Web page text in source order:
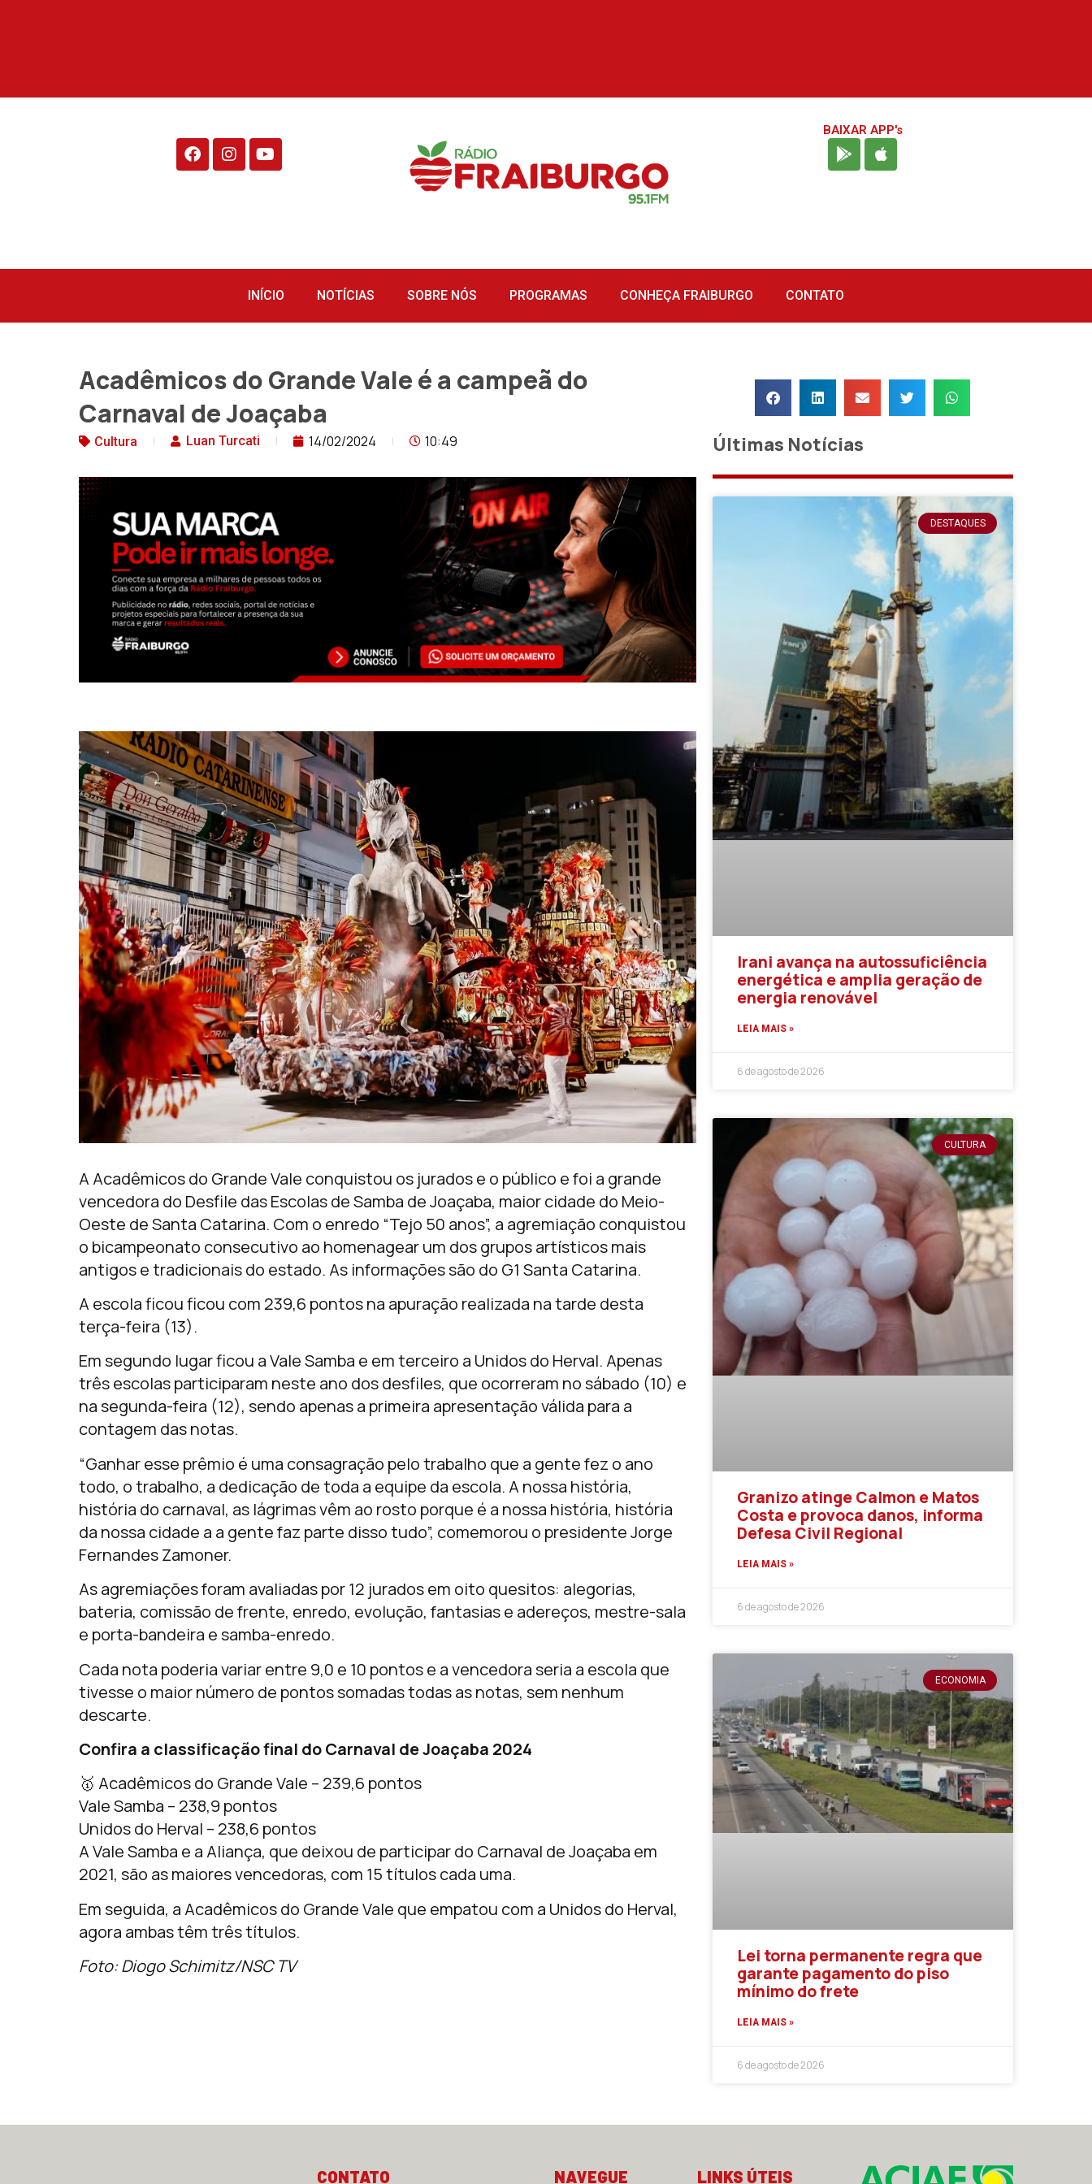
BAIXAR APP's
INÍCIO NOTÍCIAS SOBRE NÓS PROGRAMAS CONHEÇA FRAIBURGO CONTATO
Acadêmicos do Grande Vale é a campeã do
Carnaval de Joaçaba
Cultura Luan Turcati 14/02/2024 10:49
A Acadêmicos do Grande Vale conquistou os jurados e o público e foi a grande
vencedora do Desfile das Escolas de Samba de Joaçaba, maior cidade do Meio-
Oeste de Santa Catarina. Com o enredo “Tejo 50 anos”, a agremiação conquistou
o bicampeonato consecutivo ao homenagear um dos grupos artísticos mais
antigos e tradicionais do estado. As informações são do G1 Santa Catarina.
A escola ficou ficou com 239,6 pontos na apuração realizada na tarde desta
terça-feira (13).
Em segundo lugar ficou a Vale Samba e em terceiro a Unidos do Herval. Apenas
três escolas participaram neste ano dos desfiles, que ocorreram no sábado (10) e
na segunda-feira (12), sendo apenas a primeira apresentação válida para a
contagem das notas.
“Ganhar esse prêmio é uma consagração pelo trabalho que a gente fez o ano
todo, o trabalho, a dedicação de toda a equipe da escola. A nossa história,
história do carnaval, as lágrimas vêm ao rosto porque é a nossa história, história
da nossa cidade a a gente faz parte disso tudo”, comemorou o presidente Jorge
Fernandes Zamoner.
As agremiações foram avaliadas por 12 jurados em oito quesitos: alegorias,
bateria, comissão de frente, enredo, evolução, fantasias e adereços, mestre-sala
e porta-bandeira e samba-enredo.
Cada nota poderia variar entre 9,0 e 10 pontos e a vencedora seria a escola que
tivesse o maior número de pontos somadas todas as notas, sem nenhum
descarte.
Confira a classificação final do Carnaval de Joaçaba 2024
🥇 Acadêmicos do Grande Vale – 239,6 pontos
Vale Samba – 238,9 pontos
Unidos do Herval – 238,6 pontos
A Vale Samba e a Aliança, que deixou de participar do Carnaval de Joaçaba em
2021, são as maiores vencedoras, com 15 títulos cada uma.
Em seguida, a Acadêmicos do Grande Vale que empatou com a Unidos do Herval,
agora ambas têm três títulos.
Foto: Diogo Schimitz/NSC TV
Últimas Notícias
DESTAQUES
Irani avança na autossuficiência
energética e amplia geração de
energia renovável
LEIA MAIS »
6 de agosto de 2026
CULTURA
Granizo atinge Calmon e Matos
Costa e provoca danos, informa
Defesa Civil Regional
LEIA MAIS »
6 de agosto de 2026
ECONOMIA
Lei torna permanente regra que
garante pagamento do piso
mínimo do frete
LEIA MAIS »
6 de agosto de 2026
CONTATO NAVEGUE LINKS ÚTEIS